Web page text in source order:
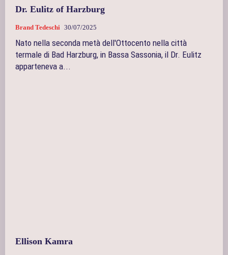
Dr. Eulitz of Harzburg
Brand Tedeschi 30/07/2025
Nato nella seconda metà dell'Ottocento nella città
termale di Bad Harzburg, in Bassa Sassonia, il Dr. Eulitz
apparteneva a...
Ellison Kamra